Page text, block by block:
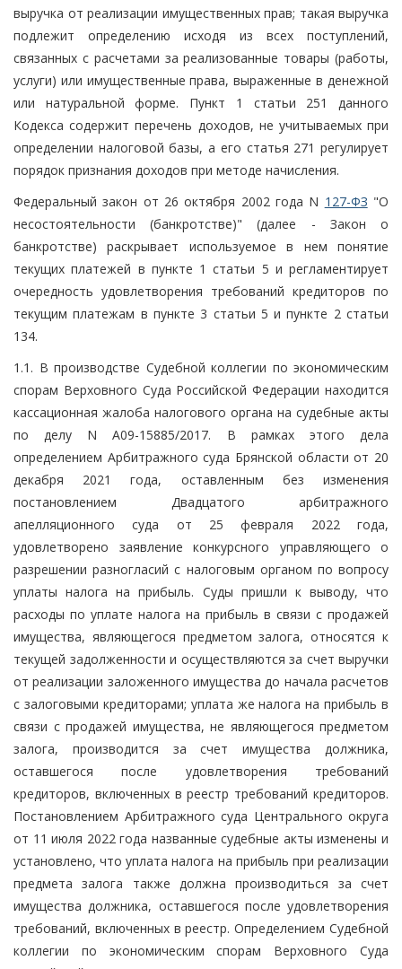
выручка от реализации имущественных прав; такая выручка
подлежит определению исходя из всех поступлений,
связанных с расчетами за реализованные товары (работы,
услуги) или имущественные права, выраженные в денежной
или натуральной форме. Пункт 1 статьи 251 данного
Кодекса содержит перечень доходов, не учитываемых при
определении налоговой базы, а его статья 271 регулирует
порядок признания доходов при методе начисления.
Федеральный закон от 26 октября 2002 года N 127-ФЗ "О
несостоятельности (банкротстве)" (далее - Закон о
банкротстве) раскрывает используемое в нем понятие
текущих платежей в пункте 1 статьи 5 и регламентирует
очередность удовлетворения требований кредиторов по
текущим платежам в пункте 3 статьи 5 и пункте 2 статьи
134.
1.1. В производстве Судебной коллегии по экономическим
спорам Верховного Суда Российской Федерации находится
кассационная жалоба налогового органа на судебные акты
по делу N А09-15885/2017. В рамках этого дела
определением Арбитражного суда Брянской области от 20
декабря 2021 года, оставленным без изменения
постановлением Двадцатого арбитражного
апелляционного суда от 25 февраля 2022 года,
удовлетворено заявление конкурсного управляющего о
разрешении разногласий с налоговым органом по вопросу
уплаты налога на прибыль. Суды пришли к выводу, что
расходы по уплате налога на прибыль в связи с продажей
имущества, являющегося предметом залога, относятся к
текущей задолженности и осуществляются за счет выручки
от реализации заложенного имущества до начала расчетов
с залоговыми кредиторами; уплата же налога на прибыль в
связи с продажей имущества, не являющегося предметом
залога, производится за счет имущества должника,
оставшегося после удовлетворения требований
кредиторов, включенных в реестр требований кредиторов.
Постановлением Арбитражного суда Центрального округа
от 11 июля 2022 года названные судебные акты изменены и
установлено, что уплата налога на прибыль при реализации
предмета залога также должна производиться за счет
имущества должника, оставшегося после удовлетворения
требований, включенных в реестр. Определением Судебной
коллегии по экономическим спорам Верховного Суда